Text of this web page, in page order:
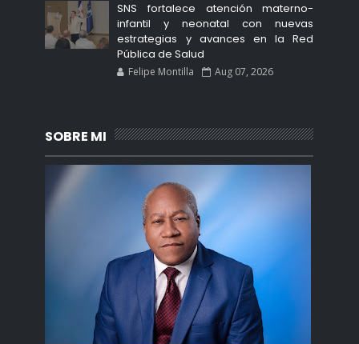
SNS fortalece atención materno-
infantil y neonatal con nuevas
estrategias y avances en la Red
Pública de Salud
Felipe Montilla Aug 07, 2026
SOBRE MI